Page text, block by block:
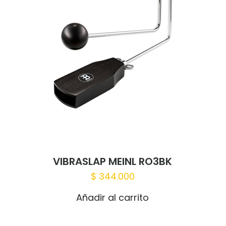
Correo
correo
VIBRASLAP MEINL RO3BK
$ 344.000
Añadir al carrito